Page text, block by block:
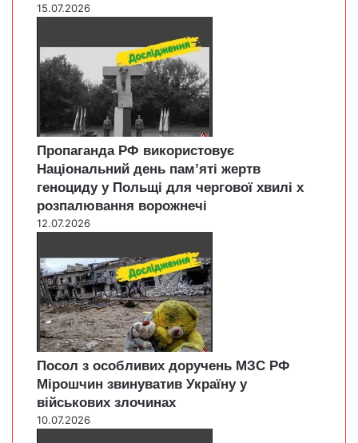
15.07.2026
Пропаганда РФ використовує
Національний день пам’яті жертв
геноциду у Польщі для чергової хвилі х
розпалювання ворожнечі
12.07.2026
Посол з особливих доручень МЗС РФ
Мірошчин звинуватив Україну у
військових злочинах
10.07.2026